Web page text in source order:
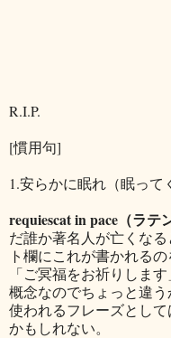
R.I.P.
[慣用句]
1.安らかに眠れ（眠って
requiescat in pace（ラテ
だ誰か著名人が亡くな
ト欄にこれが書かれる
「ご冥福をお祈りしま
概念なのでちょっと違
使われるフレーズとし
かもしれない。